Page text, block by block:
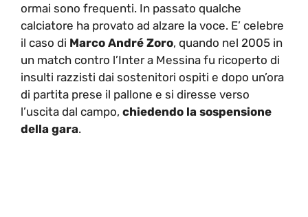
ormai sono frequenti. In passato qualche
calciatore ha provato ad alzare la voce. E’ celebre
il caso di Marco André Zoro, quando nel 2005 in
un match contro l’Inter a Messina fu ricoperto di
insulti razzisti dai sostenitori ospiti e dopo un’ora
di partita prese il pallone e si diresse verso
l’uscita dal campo, chiedendo la sospensione
della gara.